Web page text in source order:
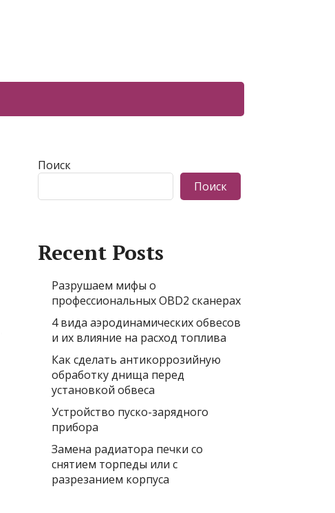
Поиск
Поиск
Recent Posts
Разрушаем мифы о
профессиональных OBD2 сканерах
4 вида аэродинамических обвесов
и их влияние на расход топлива
Как сделать антикоррозийную
обработку днища перед
установкой обвеса
Устройство пуско-зарядного
прибора
Замена радиатора печки со
снятием торпеды или с
разрезанием корпуса